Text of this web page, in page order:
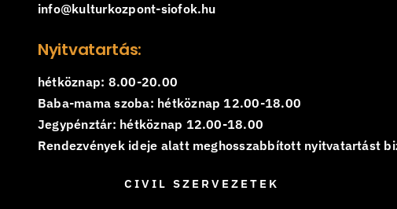
info@kulturkozpont-siofok.hu
Nyitvatartás:
hétköznap: 8.00-20.00
Baba-mama szoba: hétköznap 12.00-18.00
Jegypénztár: hétköznap 12.00-18.00
Rendezvények ideje alatt meghosszabbított nyitvatartást
CIVIL SZERVEZETEK